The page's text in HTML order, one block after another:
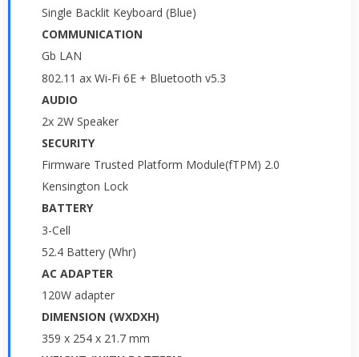
Single Backlit Keyboard (Blue)
COMMUNICATION
Gb LAN
802.11 ax Wi-Fi 6E + Bluetooth v5.3
AUDIO
2x 2W Speaker
SECURITY
Firmware Trusted Platform Module(fTPM) 2.0
Kensington Lock
BATTERY
3-Cell
52.4 Battery (Whr)
AC ADAPTER
120W adapter
DIMENSION (WXDXH)
359 x 254 x 21.7 mm